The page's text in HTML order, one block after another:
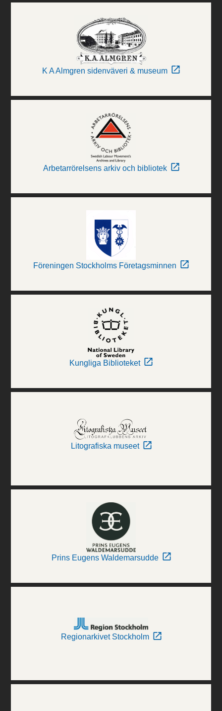
K A Almgren sidenväveri & museum
Arbetarrörelsens arkiv och bibliotek
Föreningen Stockholms Företagsminnen
Kungliga Biblioteket
Litografiska museet
Prins Eugens Waldemarsudde
Regionarkivet Stockholm